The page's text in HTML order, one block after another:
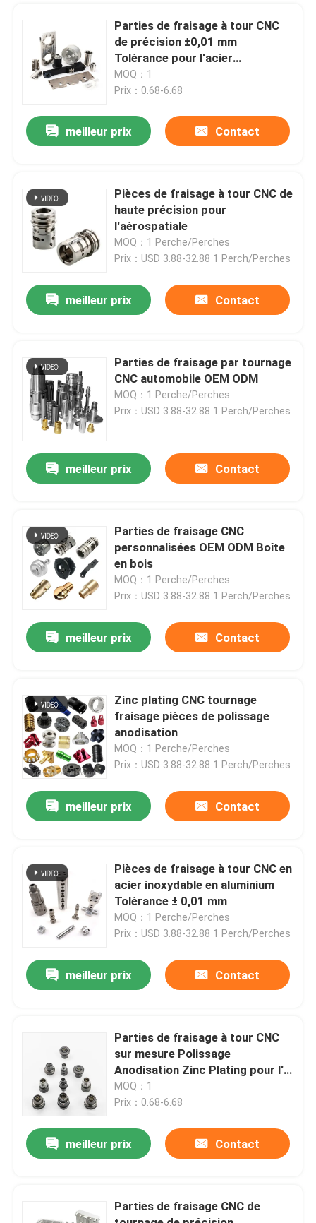
À la maison
Vidéos
Visite de l'usine
Contrôle de la qualité
Nous contacter
Nouvelles
Pièces de fraisage CNC
Parties de fraisage à tour CNC
de précision ±0,01 mm
Tolérance pour l'acier
inoxydable, l'aluminium, le laiton
MOQ：1
Prix：0.68-6.68
meilleur prix Contact
Pièces de fraisage à tour CNC de
haute précision pour
l'aérospatiale
MOQ：1 Perche/Perches
Prix：USD 3.88-32.88 1 Perch/Perches
meilleur prix Contact
Parties de fraisage par tournage
CNC automobile OEM ODM
MOQ：1 Perche/Perches
Prix：USD 3.88-32.88 1 Perch/Perches
meilleur prix Contact
Parties de fraisage CNC
personnalisées OEM ODM Boîte
en bois
MOQ：1 Perche/Perches
Prix：USD 3.88-32.88 1 Perch/Perches
meilleur prix Contact
Zinc plating CNC tournage
fraisage pièces de polissage
anodisation
MOQ：1 Perche/Perches
Prix：USD 3.88-32.88 1 Perch/Perches
meilleur prix Contact
Pièces de fraisage à tour CNC en
acier inoxydable en aluminium
Tolérance ± 0,01 mm
MOQ：1 Perche/Perches
Prix：USD 3.88-32.88 1 Perch/Perches
meilleur prix Contact
Parties de fraisage à tour CNC
sur mesure Polissage
Anodisation Zinc Plating pour l'
automobile / aérospatiale
MOQ：1
Prix：0.68-6.68
meilleur prix Contact
Parties de fraisage CNC de